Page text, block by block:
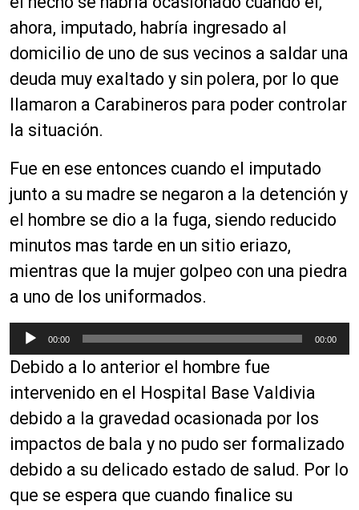
ahora, imputado, habría ingresado al
domicilio de uno de sus vecinos a saldar una
deuda muy exaltado y sin polera, por lo que
llamaron a Carabineros para poder controlar
la situación.
Fue en ese entonces cuando el imputado
junto a su madre se negaron a la detención y
el hombre se dio a la fuga, siendo reducido
minutos mas tarde en un sitio eriazo,
mientras que la mujer golpeo con una piedra
a uno de los uniformados.
e
p
r
d
u
c
o
00:00 00:00
Debido a lo anterior el hombre fue
intervenido en el Hospital Base Valdivia
debido a la gravedad ocasionada por los
impactos de bala y no pudo ser formalizado
debido a su delicado estado de salud. Por lo
que se espera que cuando finalice su